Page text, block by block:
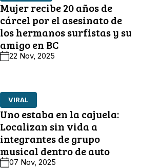
Mujer recibe 20 años de
cárcel por el asesinato de
los hermanos surfistas y su
amigo en BC
22 Nov, 2025
VIRAL
Uno estaba en la cajuela:
Localizan sin vida a
integrantes de grupo
musical dentro de auto
07 Nov, 2025